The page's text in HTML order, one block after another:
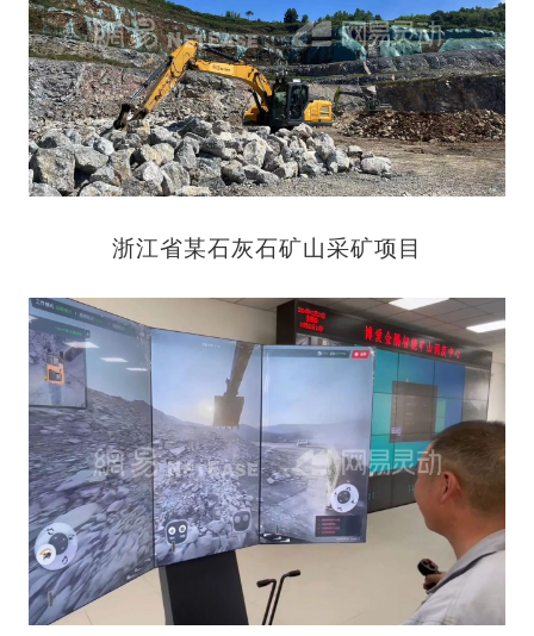
浙江省某石灰石矿山采矿项目